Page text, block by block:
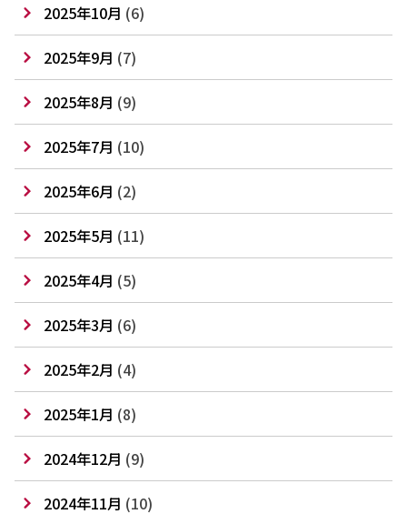
2025年10月 (6)
2025年9月 (7)
2025年8月 (9)
2025年7月 (10)
2025年6月 (2)
2025年5月 (11)
2025年4月 (5)
2025年3月 (6)
2025年2月 (4)
2025年1月 (8)
2024年12月 (9)
2024年11月 (10)